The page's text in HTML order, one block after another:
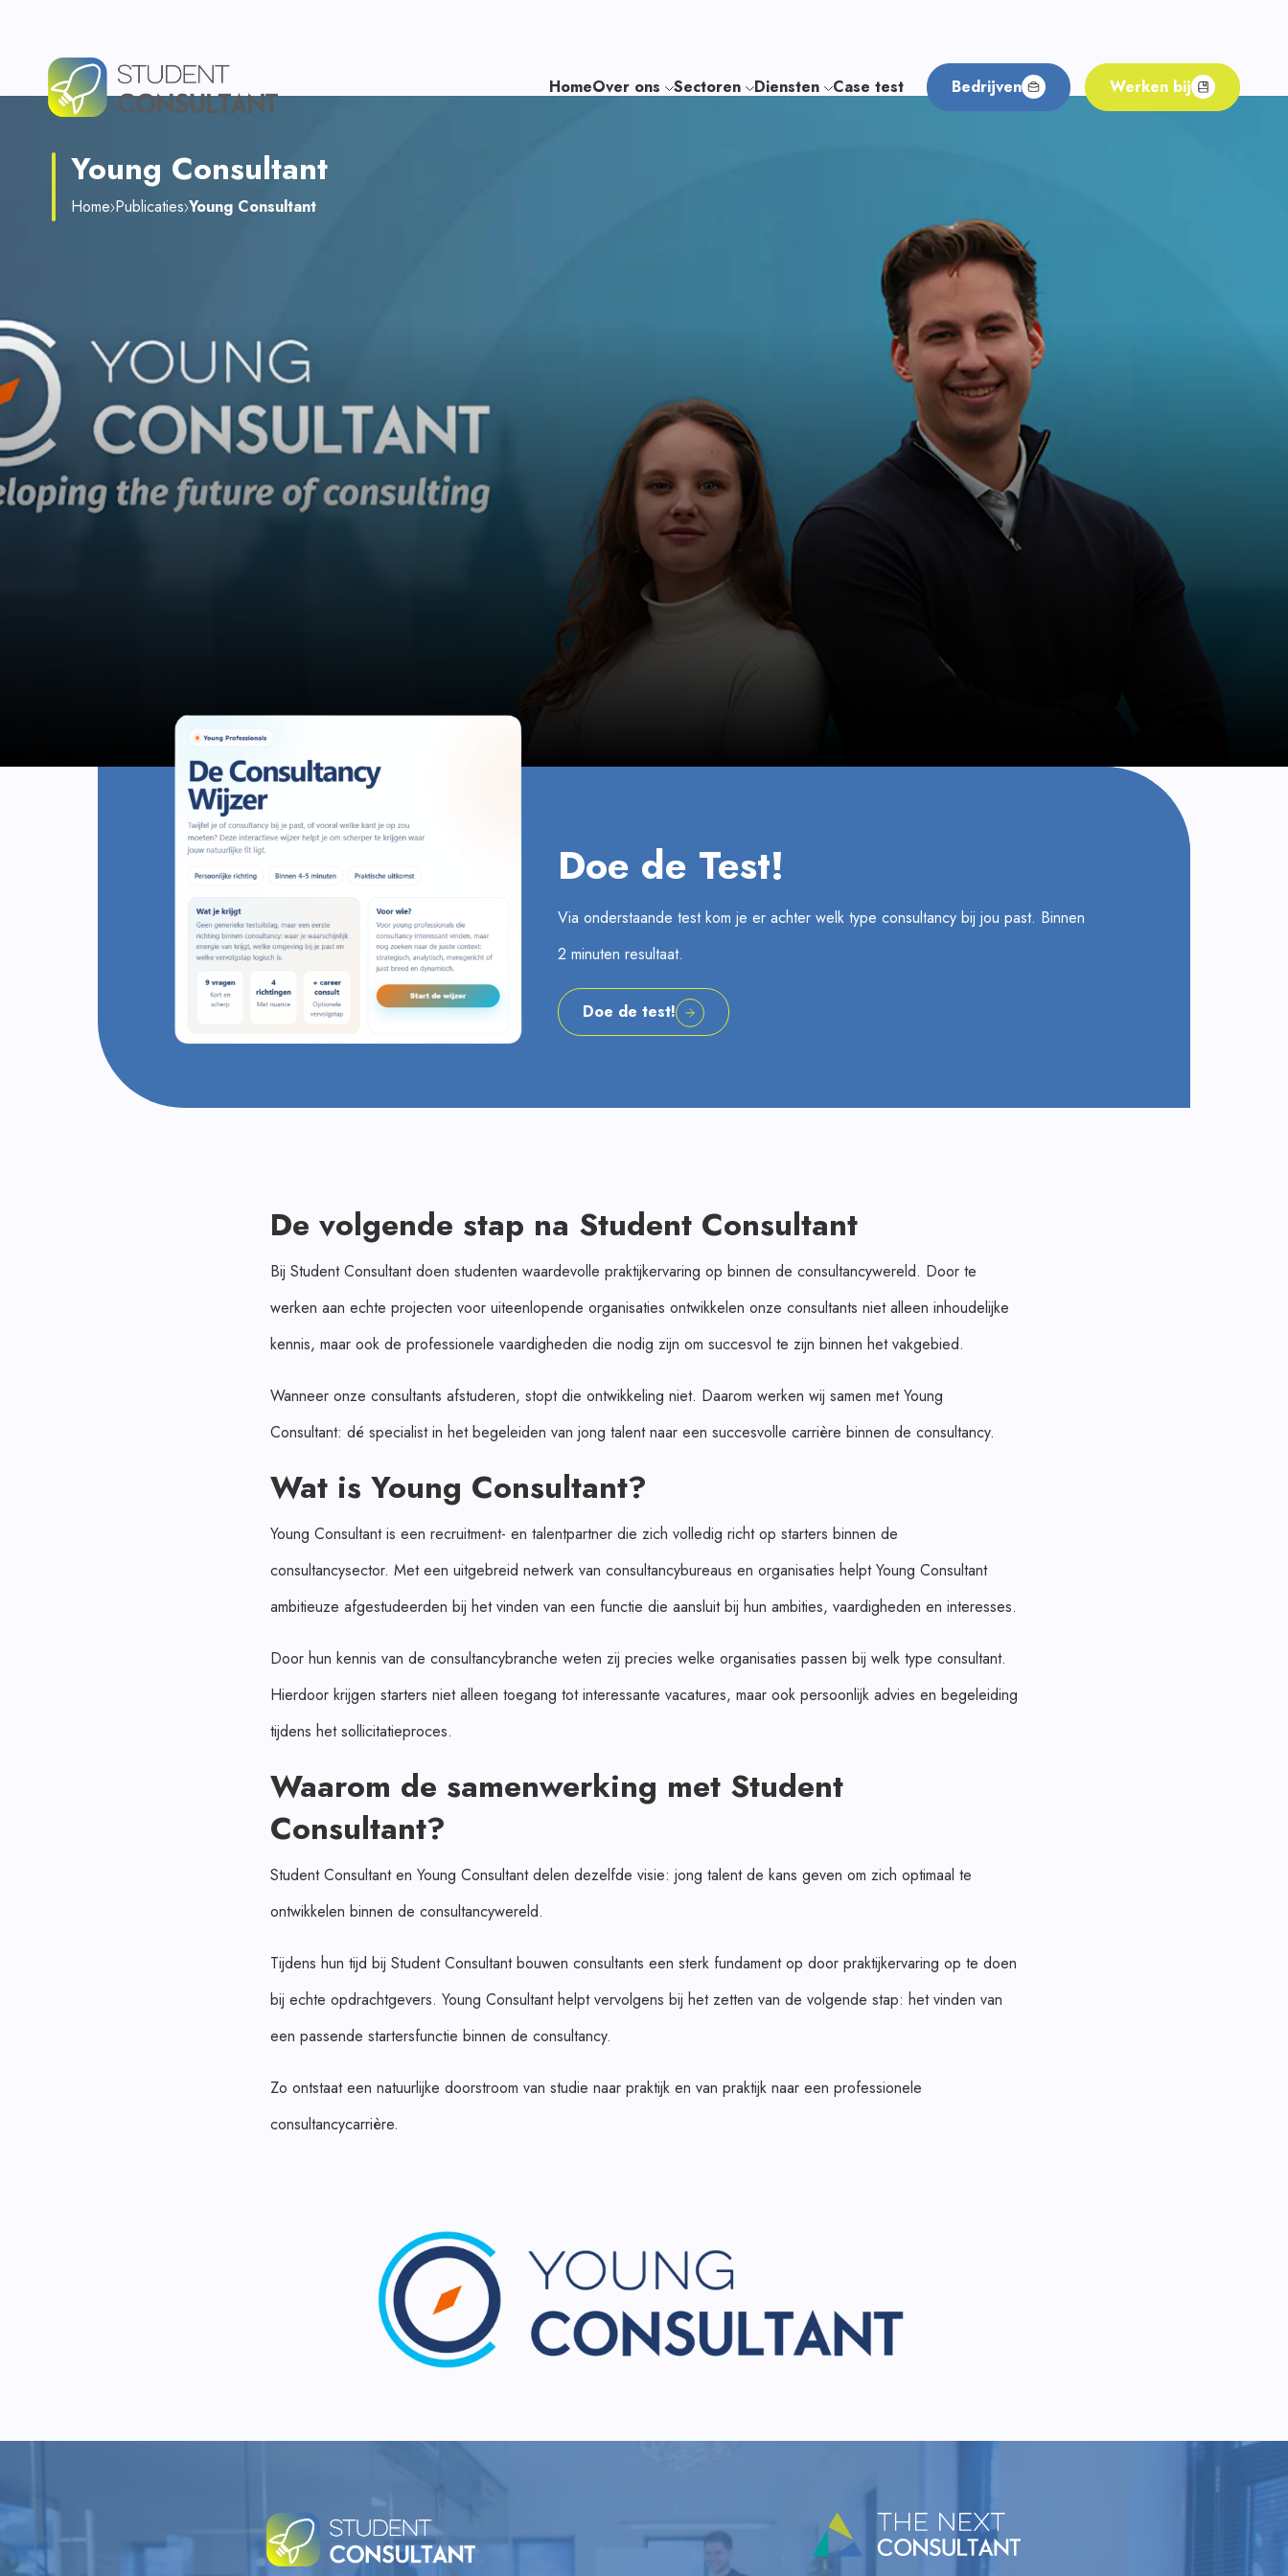
HomeOver ons Sectoren Diensten Case test Bedrijven Werken bij
Young Consultant
Home Publicaties Young Consultant
Doe de Test!
Via onderstaande test kom je er achter welk type consultancy bij jou past. Binnen
2 minuten resultaat.
Doe de test!
De volgende stap na Student Consultant
Bij Student Consultant doen studenten waardevolle praktijkervaring op binnen de consultancywereld. Door te
werken aan echte projecten voor uiteenlopende organisaties ontwikkelen onze consultants niet alleen inhoudelijke
kennis, maar ook de professionele vaardigheden die nodig zijn om succesvol te zijn binnen het vakgebied.
Wanneer onze consultants afstuderen, stopt die ontwikkeling niet. Daarom werken wij samen met Young
Consultant: dé specialist in het begeleiden van jong talent naar een succesvolle carrière binnen de consultancy.
Wat is Young Consultant?
Young Consultant is een recruitment- en talentpartner die zich volledig richt op starters binnen de
consultancysector. Met een uitgebreid netwerk van consultancybureaus en organisaties helpt Young Consultant
ambitieuze afgestudeerden bij het vinden van een functie die aansluit bij hun ambities, vaardigheden en interesses.
Door hun kennis van de consultancybranche weten zij precies welke organisaties passen bij welk type consultant.
Hierdoor krijgen starters niet alleen toegang tot interessante vacatures, maar ook persoonlijk advies en begeleiding
tijdens het sollicitatieproces.
Waarom de samenwerking met Student
Consultant?
Student Consultant en Young Consultant delen dezelfde visie: jong talent de kans geven om zich optimaal te
ontwikkelen binnen de consultancywereld.
Tijdens hun tijd bij Student Consultant bouwen consultants een sterk fundament op door praktijkervaring op te doen
bij echte opdrachtgevers. Young Consultant helpt vervolgens bij het zetten van de volgende stap: het vinden van
een passende startersfunctie binnen de consultancy.
Zo ontstaat een natuurlijke doorstroom van studie naar praktijk en van praktijk naar een professionele
consultancycarrière.